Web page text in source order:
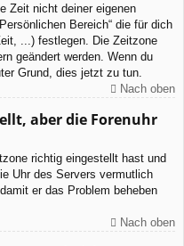
Zeit nicht deiner eigenen
Bereich“ die für dich
...) festlegen. Die Zeitzone
geändert werden. Wenn du
Grund, dies jetzt zu tun.
Nach oben
aber die Forenuhr
richtig eingestellt hast und
Uhr des Servers vermutlich
er das Problem beheben
Nach oben